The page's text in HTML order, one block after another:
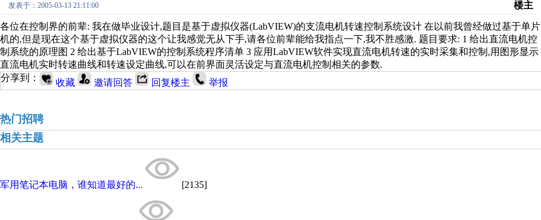
发表于：2005-03-13 21:11:00 楼主
各位在控制界的前辈: 我在做毕业设计,题目是基于虚拟仪器(LabVIEW)的支流电机转速控制系统设计 在以前我曾经做过基于单片
机的,但是现在这个基于虚拟仪器的这个让我感觉无从下手,请各位前辈能给我指点一下,我不胜感激. 题目要求: 1 给出直流电机控
制系统的原理图 2 给出基于LabVIEW的控制系统程序清单 3 应用LabVIEW软件实现直流电机转速的实时采集和控制,用图形显示
直流电机实时转速曲线和转速设定曲线,可以在前界面灵活设定与直流电机控制相关的参数.
分享到：
收藏 邀请回答 回复楼主 举报
热门招聘
相关主题
军用笔记本电脑，谁知道最好的... [2135]